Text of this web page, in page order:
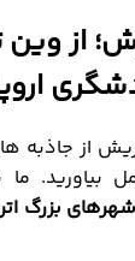
وین تا
از وین
از جاذبه
بیاورید.
شهرهای بزرگ